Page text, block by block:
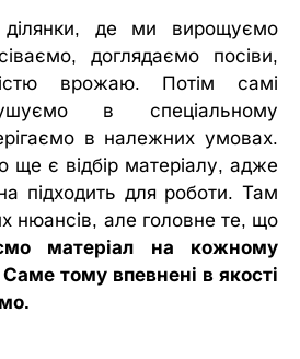
де ми вирощуємо
доглядаємо посіви,
врожаю. Потім самі
в спеціальному
в належних умовах.
ще є відбір матеріалу, адже
підходить для роботи. Там
нюансів, але головне те, що
матеріал на кожному
тому впевнені в якості